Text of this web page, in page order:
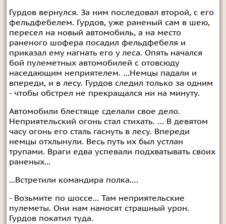
Гурдов вернулся. За ним последовал второй, с его
фельдфебелем. Гурдов, уже раненый сам в шею,
пересел на новый автомобиль, а на место
раненого шофера посадил фельдфебеля и
приказал ему нагнать его у леса. Опять начался
бой пулеметных автомобилей с отовсюду
наседающим неприятелем. …Немцы падали и
впереди, и в леcy. Гурдов следил только за одним
- чтобы обстрел не прекращался ни на минуту.
Автомобили блестяще сделали свое дело.
Неприятельский огонь стал стихать. … В девятом
часу огонь его сталь гаснуть в лесу. Впереди
немцы отхлынули. Весь путь их был устлан
трупами. Враги едва успевали подхватывать своих
раненых...
...Встретили командира полка.…
- Возьмите по шоссе... Там неприятельские
пулеметы. Они нам наносят страшный урон.
Гурдов покатил туда.